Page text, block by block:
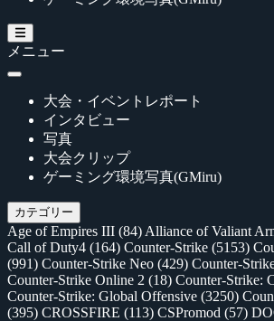
メニュー
大会・イベントレポート
インタビュー
写真
大会クリップ
ゲーミング環境写真(GMiru)
カテゴリー
Age of Empires III (84) Alliance of Valiant
Call of Duty4 (164) Counter-Strike (5153)
(991) Counter-Strike Neo (429) Counter-
Counter-Strike Online 2 (18) Counter-Strike:
Counter-Strike: Global Offensive (3250)
(395) CROSSFIRE (113) CSPromod (57)